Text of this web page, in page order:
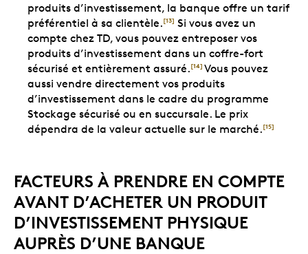
produits d’investissement, la banque offre un tarif
préférentiel à sa clientèle.[13] Si vous avez un
compte chez TD, vous pouvez entreposer vos
produits d’investissement dans un coffre-fort
sécurisé et entièrement assuré.[14] Vous pouvez
aussi vendre directement vos produits
d’investissement dans le cadre du programme
Stockage sécurisé ou en succursale. Le prix
dépendra de la valeur actuelle sur le marché.[15]
FACTEURS À PRENDRE EN COMPTE
AVANT D’ACHETER UN PRODUIT
D’INVESTISSEMENT PHYSIQUE
AUPRÈS D’UNE BANQUE